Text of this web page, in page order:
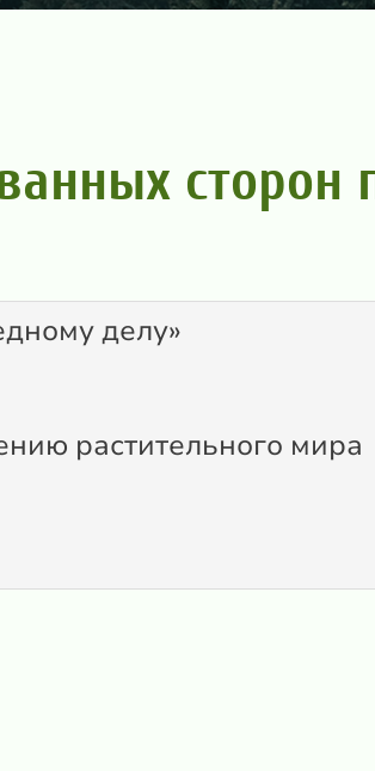
делу»
растительного мира